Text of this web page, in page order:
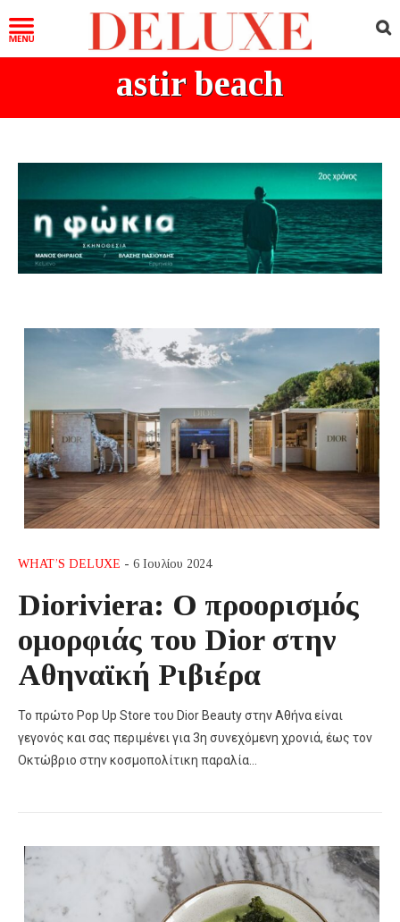
astir beach
WHAT’S DELUXE - 6 Ιουλίου 2024
Dioriviera: Ο προορισμός
ομορφιάς του Dior στην
Αθηναϊκή Ριβιέρα
Το πρώτο Pop Up Store του Dior Beauty στην Αθήνα είναι
γεγονός και σας περιμένει για 3η συνεχόμενη χρονιά, έως τον
Οκτώβριο στην κοσμοπολίτικη παραλία…